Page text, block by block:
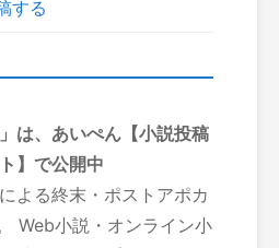
する
は、あいぺん【小説投稿
】で公開中
よる終末・ポストアポカ
Web小説・オンライン小